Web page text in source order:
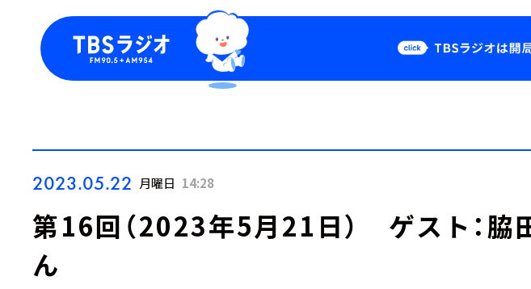
Podcast
2023.05.22 月曜日 14:28
第16回（2023年5月21日） ゲスト：脇
ん